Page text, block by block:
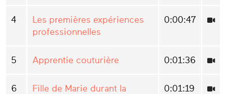
4
Les premières expériences
professionnelles
0:00:47
5 Apprentie couturière 0:01:36
6
Fille de Marie durant la
0:01:19